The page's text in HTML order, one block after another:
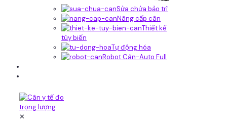
Sửa chửa bảo trì
Nâng cấp cân
Thiết kế
tùy biến
Tự động hóa
Robot Cân-Auto Full
✕